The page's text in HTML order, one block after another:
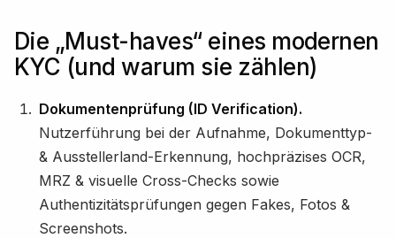
Die „Must-haves“ eines modernen
KYC (und warum sie zählen)
Dokumentenprüfung (ID Verification).
Nutzerführung bei der Aufnahme, Dokumenttyp-
& Ausstellerland-Erkennung, hochpräzises OCR,
MRZ & visuelle Cross-Checks sowie
Authentizitätsprüfungen gegen Fakes, Fotos &
Screenshots.